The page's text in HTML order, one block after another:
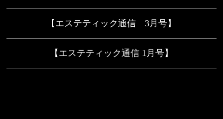
【エステティック通信 3月号】
【エステティック通信 1月号】